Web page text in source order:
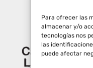
Para ofrecer las
almacenar y/o
tecnologías nos
las
puede afectar